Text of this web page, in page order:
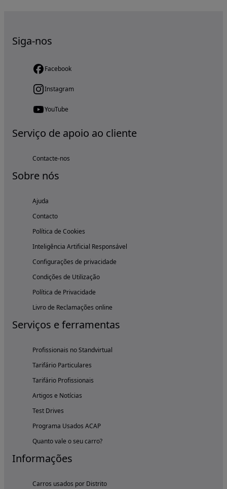
Siga-nos
Facebook
Instagram
YouTube
Serviço de apoio ao cliente
Contacte-nos
Sobre nós
Ajuda
Contacto
Política de Cookies
Inteligência Artificial Responsável
Configurações de privacidade
Condições de Utilização
Política de Privacidade
Livro de Reclamações online
Serviços e ferramentas
Profissionais no Standvirtual
Tarifário Particulares
Tarifário Profissionais
Artigos e Notícias
Test Drives
Programa Usados ACAP
Quanto vale o seu carro?
Informações
Carros usados por Distrito